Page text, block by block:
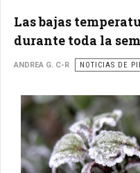
Las bajas
durante toda la
ANDREA G. C-R NOTICIAS DE